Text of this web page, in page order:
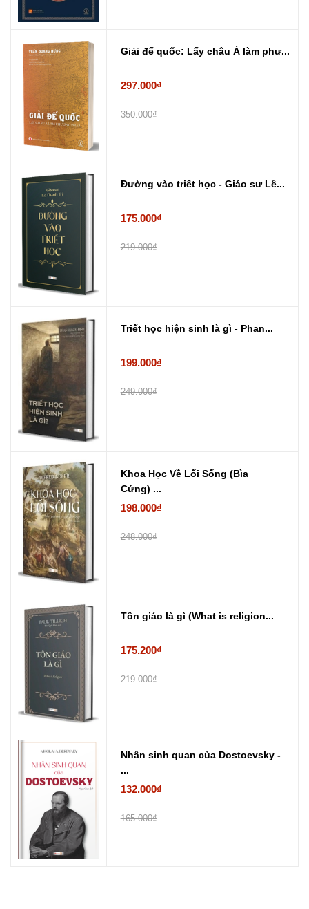
Giải đế quốc: Lấy châu Á làm phư...
297.000₫
350.000₫
Đường vào triết học - Giáo sư Lê...
175.000₫
219.000₫
Triết học hiện sinh là gì - Phan...
199.000₫
249.000₫
Khoa Học Về Lối Sống (Bìa
Cứng) ...
198.000₫
248.000₫
Tôn giáo là gì (What is religion...
175.200₫
219.000₫
Nhân sinh quan của Dostoevsky -
...
132.000₫
165.000₫